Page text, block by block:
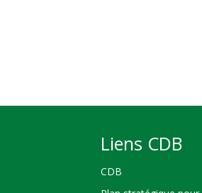
Liens CDB
CDB